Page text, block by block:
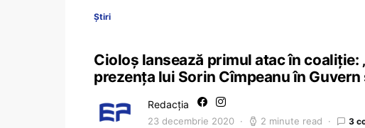
Știri
Cioloș lansează primul atac în
prezența lui Sorin Cîmpeanu în
Redacția
23 decembrie 2020 2 minute read 3